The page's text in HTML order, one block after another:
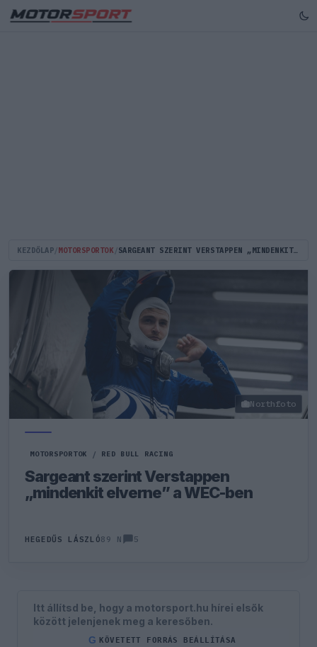
KEZDŐLAP MOTORSPORTOK SARGEANT SZERINT VERSTAPPEN „MINDENKIT ELVERNE” A WEC-BEN
Northfoto
MOTORSPORTOK / RED BULL RACING
Sargeant szerint Verstappen
„mindenkit elverne” a WEC-ben
HEGEDŰS LÁSZLÓ89 N 5
Itt állítsd be, hogy a motorsport.hu hírei elsők
között jelenjenek meg a keresőben.
G KÖVETETT FORRÁS BEÁLLÍTÁSA